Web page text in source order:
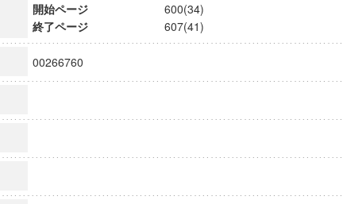
開始ページ
600(34)
終了ページ
607(41)
00266760